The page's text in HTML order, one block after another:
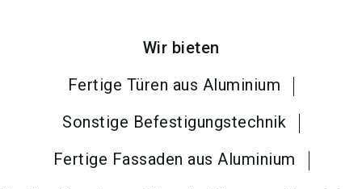
Wir bieten
Fertige Türen aus Aluminium
Sonstige Befestigungstechnik
Fertige Fassaden aus Aluminium